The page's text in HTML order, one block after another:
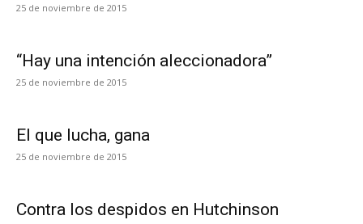
25 de noviembre de 2015
“Hay una intención aleccionadora”
25 de noviembre de 2015
El que lucha, gana
25 de noviembre de 2015
Contra los despidos en Hutchinson